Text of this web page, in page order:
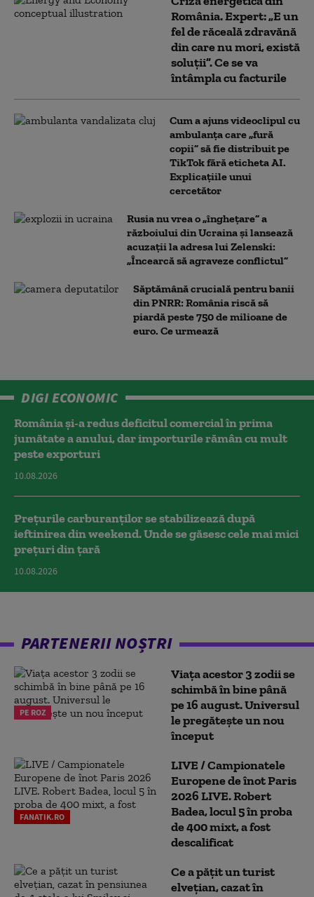
România. Expert: „E un
fel de răceală zdravănă
din care nu mori, există
soluții”. Ce se va
întâmpla cu facturile
Cum a ajuns videoclipul cu
ambulanța care „fură
copii” să fie distribuit pe
TikTok fără eticheta AI.
Explicațiile unui
cercetător
Rusia nu vrea o „înghețare” a
războiului din Ucraina și lansează
acuzații la adresa lui Zelenski:
„Încearcă să agraveze conflictul”
Săptămână crucială pentru banii
din PNRR: România riscă să
piardă peste 750 de milioane de
euro. Ce urmează
DIGI ECONOMIC
România și-a redus deficitul comercial în prima
jumătate a anului, dar importurile rămân cu mult
peste exporturi
10.08.2026
Prețurile carburanților se stabilizează după
ieftinirea din weekend. Unde se găsesc cele mai mici
prețuri din țară
10.08.2026
PARTENERII NOȘTRI
PE ROZ
Viața acestor 3 zodii se
schimbă în bine până
pe 16 august. Universul
le pregătește un nou
început
FANATIK.RO
LIVE / Campionatele
Europene de înot Paris
2026 LIVE. Robert
Badea, locul 5 în proba
de 400 mixt, a fost
descalificat
Ce a pățit un turist
elvețian, cazat în